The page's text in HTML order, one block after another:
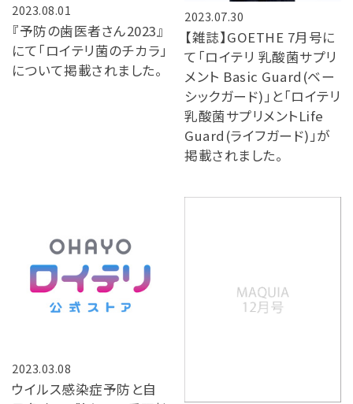
2023.08.01
『予防の歯医者さん2023』
にて「ロイテリ菌のチカラ」
について掲載されました。
2023.07.30
【雑誌】GOETHE 7月号に
て「ロイテリ 乳酸菌サプリ
メント Basic Guard(ベー
シックガード)」と「ロイテリ
乳酸菌サプリメントLife
Guard(ライフガード)」が
掲載されました。
2023.03.08
ウイルス感染症予防と自